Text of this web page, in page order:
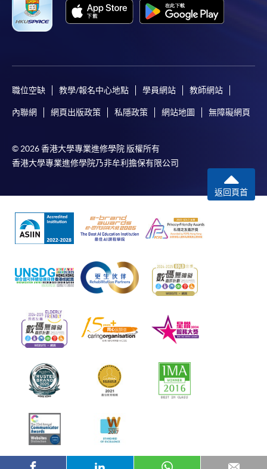
職位空缺 教學/報名中心地點 學員網站 教師網站
內聯網 網頁出版政策 私隱政策 網站地圖 無障礙網頁
© 2026 香港大學專業進修學院 版權所有
香港大學專業進修學院乃非牟利擔保有限公司
返回頁首